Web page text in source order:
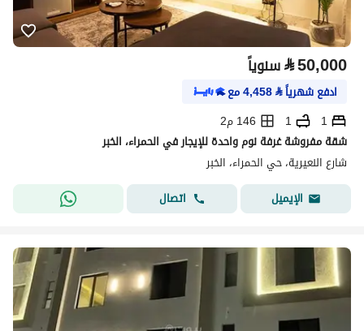
⃁50,000 سنوياً
ادفع شهرياً⃁
4,458مع
1
1
146 م2
شقة مفروشة غرفة نوم واحدة للإيجار في الحمراء، الخبر
شارع النعيرية، حي الحمراء، الخبر
الإيميل
اتصال